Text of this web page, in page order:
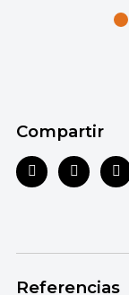
Compartir
Referencias